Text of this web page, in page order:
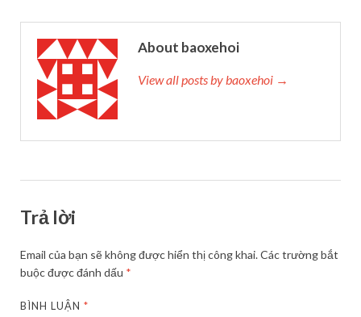
About baoxehoi
View all posts by baoxehoi →
Trả lời
Email của bạn sẽ không được hiển thị công khai.Các trường bắt
buộc được đánh dấu *
BÌNH LUẬN*